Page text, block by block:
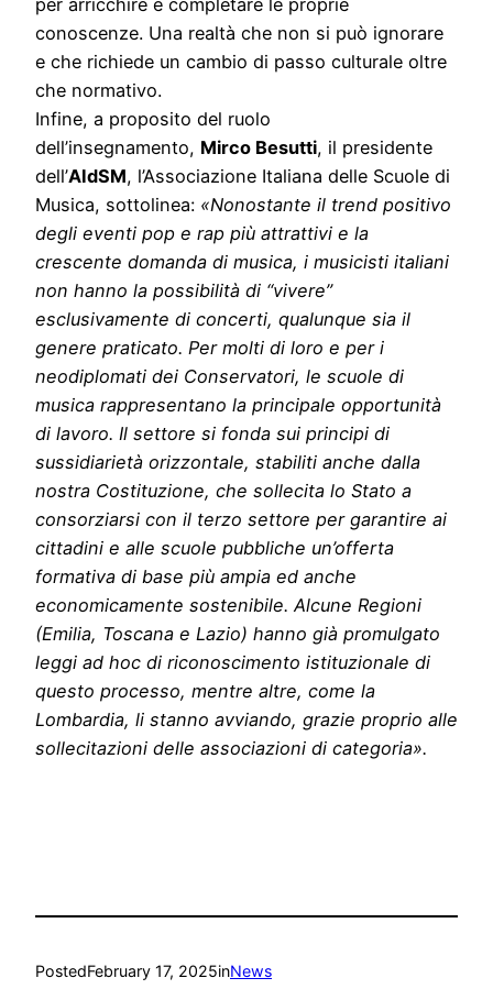
conoscenze. Una realtà che non si può ignorare
e che richiede un cambio di passo culturale oltre
che normativo.
Infine, a proposito del ruolo
dell’insegnamento, Mirco Besutti, il presidente
dell’AIdSM, l’Associazione Italiana delle Scuole di
Musica, sottolinea: «Nonostante il trend positivo
degli eventi pop e rap più attrattivi e la
crescente domanda di musica, i musicisti italiani
non hanno la possibilità di “vivere”
esclusivamente di concerti, qualunque sia il
genere praticato. Per molti di loro e per i
neodiplomati dei Conservatori, le scuole di
musica rappresentano la principale opportunità
di lavoro. Il settore si fonda sui principi di
sussidiarietà orizzontale, stabiliti anche dalla
nostra Costituzione, che sollecita lo Stato a
consorziarsi con il terzo settore per garantire ai
cittadini e alle scuole pubbliche un’offerta
formativa di base più ampia ed anche
economicamente sostenibile. Alcune Regioni
(Emilia, Toscana e Lazio) hanno già promulgato
leggi ad hoc di riconoscimento istituzionale di
questo processo, mentre altre, come la
Lombardia, li stanno avviando, grazie proprio alle
sollecitazioni delle associazioni di categoria».
PostedFebruary 17, 2025inNews